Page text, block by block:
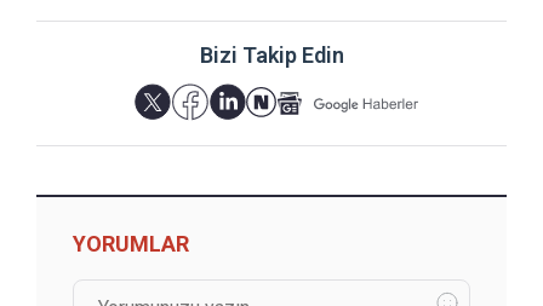
Bizi Takip Edin
YORUMLAR